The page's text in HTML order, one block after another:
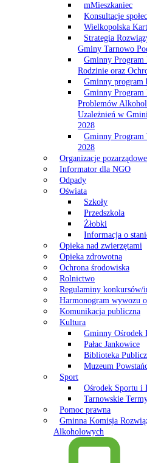
mMieszkaniec
Konsultacje
Wielkopolska
Strategia
Gminy Tarnowo
Gminny Program
Rodzinie oraz
Gminny program
Gminny
Problemów
Uzależnień w
2028
Gminny Program
2028
Organizacje pozarządowe
Informator dla NGO
Odpady
Oświata
Szkoły
Przedszkola
Żłobki
Informacja o
Opieka nad zwierzętami
Opieka zdrowotna
Ochrona środowiska
Rolnictwo
Regulaminy konkursów/
Harmonogram wywozu
Komunikacja publiczna
Kultura
Gminny
Pałac Jankowice
Biblioteka
Muzeum
Sport
Ośrodek Sportu i
Tarnowskie
Pomoc prawna
Gminna Komisja
Alkoholowych